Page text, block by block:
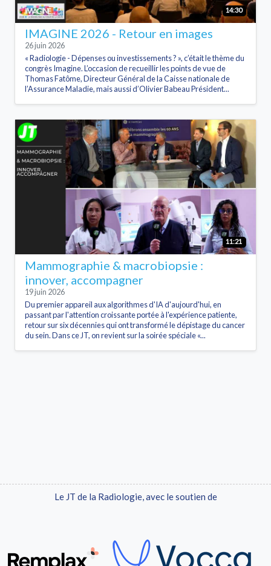
14:30
IMAGINE 2026 - Retour en images
26 juin 2026
« Radiologie - Dépenses ou investissements ? », c’était le thème du
congrès Imagine. L’occasion de recueillir les points de vue de
Thomas Fatôme, Directeur Général de la Caisse nationale de
l’Assurance Maladie, mais aussi d’Olivier Babeau Président...
11:21
Mammographie & macrobiopsie :
innover, accompagner
19 juin 2026
Du premier appareil aux algorithmes d'IA d'aujourd'hui, en
passant par l'attention croissante portée à l'expérience patiente,
retour sur six décennies qui ont transformé le dépistage du cancer
du sein. Dans ce JT, on revient sur la soirée spéciale «...
Le JT de la Radiologie, avec le soutien de